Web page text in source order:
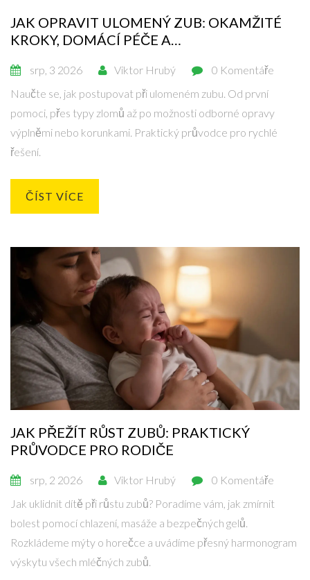
JAK OPRAVIT ULOMENÝ ZUB: OKAMŽITÉ
KROKY, DOMÁCÍ PÉČE A
srp, 3 2026 Viktor Hrubý
0 Komentáře
Naučte se, jak postupovat při ulomeném zubu. Od první
pomoci, přes typy zlomů až po možnosti odborné opravy
výplněmi nebo korunkami. Praktický průvodce pro rychlé
řešení.
ČÍST VÍCE
JAK PŘEŽÍT RŮST ZUBŮ: PRAKTICKÝ
PRŮVODCE PRO RODIČE
srp, 2 2026 Viktor Hrubý
0 Komentáře
Jak uklidnit dítě při růstu zubů? Poradíme vám, jak zmírnit
bolest pomocí chlazení, masáže a bezpečných gelů.
Rozkládeme mýty o horečce a uvádíme přesný harmonogram
výskytu všech mléčných zubů.